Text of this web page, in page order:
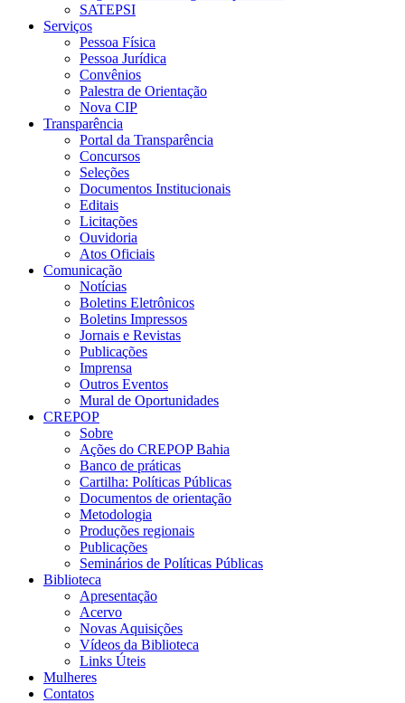
SATEPSI
Serviços
Pessoa Física
Pessoa Jurídica
Convênios
Palestra de Orientação
Nova CIP
Transparência
Portal da Transparência
Concursos
Seleções
Documentos Institucionais
Editais
Licitações
Ouvidoria
Atos Oficiais
Comunicação
Notícias
Boletins Eletrônicos
Boletins Impressos
Jornais e Revistas
Publicações
Imprensa
Outros Eventos
Mural de Oportunidades
CREPOP
Sobre
Ações do CREPOP Bahia
Banco de práticas
Cartilha: Políticas Públicas
Documentos de orientação
Metodologia
Produções regionais
Publicações
Seminários de Políticas Públicas
Biblioteca
Apresentação
Acervo
Novas Aquisições
Vídeos da Biblioteca
Links Úteis
Mulheres
Contatos